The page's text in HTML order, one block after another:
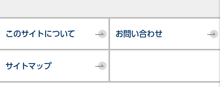
このサイトについて お問い合わせ
サイトマップ